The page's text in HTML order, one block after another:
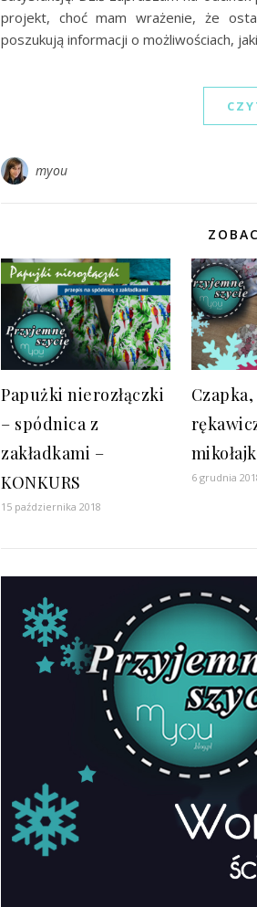
projekt, choć mam wrażenie, że
poszukują informacji o możliwościach,
myou
Papużki nierozłączki
– spódnica z
zakładkami –
KONKURS
15 października 2018
6 grudnia